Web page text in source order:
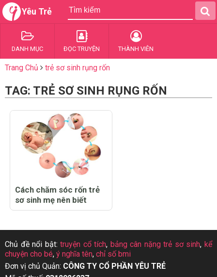
Yêu Trẻ
DANH MỤC ĐỌC TRUYỆN THÀNH VIÊN
Trang Chủ trẻ sơ sinh rụng rốn
TAG: TRẺ SƠ SINH RỤNG RỐN
Cách chăm sóc rốn trẻ
sơ sinh mẹ nên biết
Chủ đề nổi bật:truyện cổ tích, bảng cân nặng trẻ sơ sinh,kể
chuyện cho bé, ý nghĩa tên, chỉ số bmi
Đơn vị chủ Quản: CÔNG TY CỔ PHẦN YÊU TRẺ